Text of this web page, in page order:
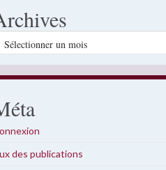
des publications